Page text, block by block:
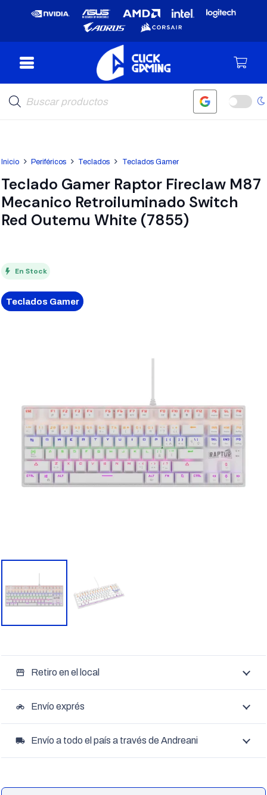
de
productos
Inicio Periféricos Teclados Teclados Gamer
Teclado Gamer Raptor Fireclaw M87
Mecanico Retroiluminado Switch
Red Outemu White (7855)
En Stock
Teclados Gamer
storefront Retiro en el local
motorcycle Envío exprés
local_shipping Envío a todo el país a través de Andreani